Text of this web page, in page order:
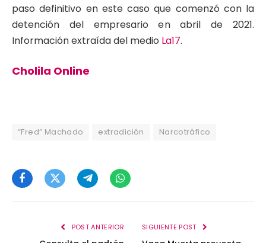
paso definitivo en este caso que comenzó con la
detención del empresario en abril de 2021.
Información extraída del medio La17.
Cholila Online
“Fred” Machado extradición Narcotráfico
FacebookTwitterTelegramWhatsApp
POST ANTERIOR SIGUIENTE POST